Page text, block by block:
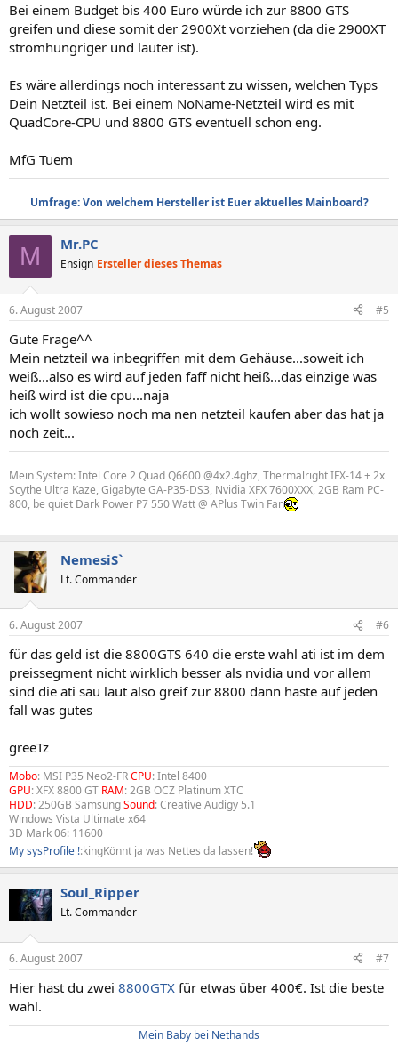
Bei einem Budget bis 400 Euro würde ich zur 8800 GTS
greifen und diese somit der 2900Xt vorziehen (da die 2900XT
stromhungriger und lauter ist).
Es wäre allerdings noch interessant zu wissen, welchen Typs
Dein Netzteil ist. Bei einem NoName-Netzteil wird es mit
QuadCore-CPU und 8800 GTS eventuell schon eng.
MfG Tuem
Umfrage: Von welchem Hersteller ist Euer aktuelles Mainboard?
M Mr.PC
Ensign Ersteller dieses Themas
6. August 2007 #5
Gute Frage^^
Mein netzteil wa inbegriffen mit dem Gehäuse...soweit ich
weiß...also es wird auf jeden faff nicht heiß...das einzige was
heiß wird ist die cpu...naja
ich wollt sowieso noch ma nen netzteil kaufen aber das hat ja
noch zeit...
Mein System: Intel Core 2 Quad Q6600 @4x2.4ghz, Thermalright IFX-14 + 2x
Scythe Ultra Kaze, Gigabyte GA-P35-DS3, Nvidia XFX 7600XXX, 2GB Ram PC-
800, be quiet Dark Power P7 550 Watt @ APlus Twin Fan
NemesiS`
Lt. Commander
6. August 2007 #6
für das geld ist die 8800GTS 640 die erste wahl ati ist im dem
preissegment nicht wirklich besser als nvidia und vor allem
sind die ati sau laut also greif zur 8800 dann haste auf jeden
fall was gutes
greeTz
Mobo: MSI P35 Neo2-FRCPU: Intel 8400
GPU: XFX 8800 GT RAM: 2GB OCZ Platinum XTC
HDD: 250GB SamsungSound: Creative Audigy 5.1
Windows Vista Ultimate x64
3D Mark 06: 11600
My sysProfile !:kingKönnt ja was Nettes da lassen!
Soul_Ripper
Lt. Commander
6. August 2007 #7
Hier hast du zwei 8800GTX für etwas über 400€. Ist die beste
wahl.
Mein Baby bei Nethands